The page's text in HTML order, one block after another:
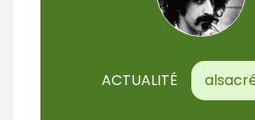
ACTUALITÉ